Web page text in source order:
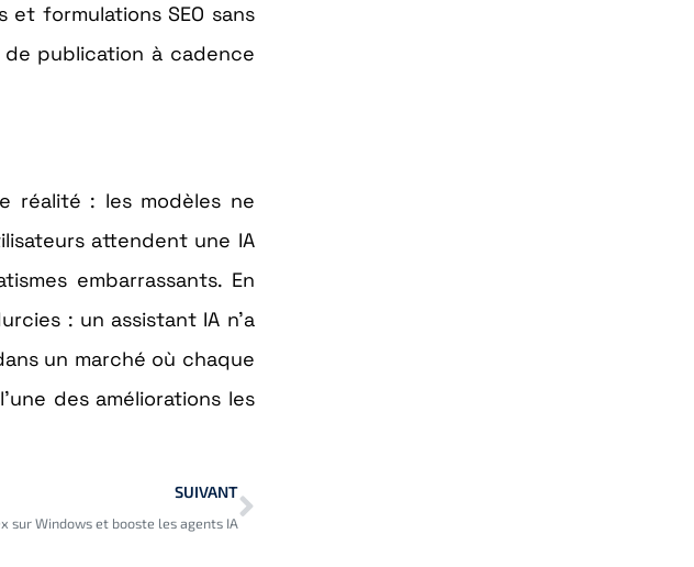
formulations SEO sans
publication à cadence
réalité : les modèles ne
attendent une IA
embarrassants. En
: un assistant IA n’a
un marché où chaque
des améliorations les
SUIVANT
sur Windows et booste les agents IA